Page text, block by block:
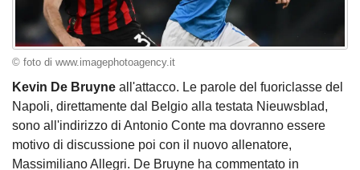
© foto di www.imagephotoagency.it
Kevin De Bruyne all'attacco. Le parole del fuoriclasse del
Napoli, direttamente dal Belgio alla testata Nieuwsblad,
sono all'indirizzo di Antonio Conte ma dovranno essere
motivo di discussione poi con il nuovo allenatore,
Massimiliano Allegri. De Bruyne ha commentato in